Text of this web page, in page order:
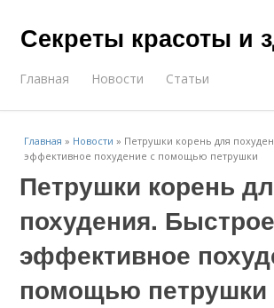
Секреты красоты и
Главная Новости Статьи
Главная » Новости » Петрушки корень для
эффективное похудение с помощью петрушки
Петрушки корень
похудения.
эффективное
помощью петрушки